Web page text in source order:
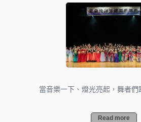
當音樂一下、燈光亮起，舞者們
Read more